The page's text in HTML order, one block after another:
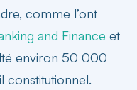
comme l’ont
and Finance et
environ 50 000
constitutionnel.